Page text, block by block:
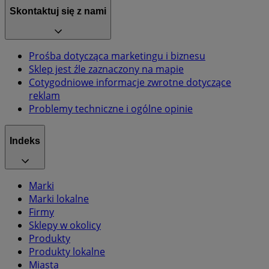
Skontaktuj się z nami
Prośba dotycząca marketingu i biznesu
Sklep jest źle zaznaczony na mapie
Cotygodniowe informacje zwrotne dotyczące
reklam
Problemy techniczne i ogólne opinie
Indeks
Marki
Marki lokalne
Firmy
Sklepy w okolicy
Produkty
Produkty lokalne
Miasta